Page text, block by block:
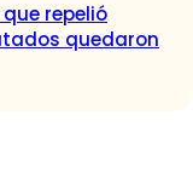
repelió
quedaron